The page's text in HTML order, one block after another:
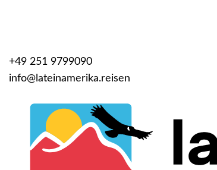
+49 251 9799090
info@lateinamerika.reisen